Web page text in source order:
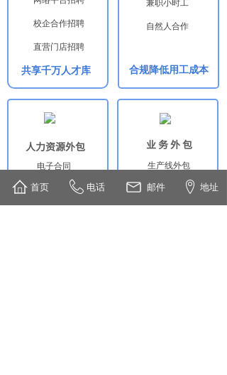
合规降低用工成本
兼职小时工
自然人合作
共享千万人才库
校企合作招聘
直营门店招聘
业务外包
生产线外包
装卸外包
电子合同
社保代缴
人力资源外包
首页 电话 邮件 地址